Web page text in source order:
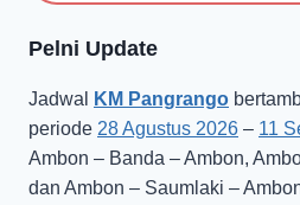
Pelni Update
Jadwal KM Pangrango
periode 28 Agustus 2026 – 11
Ambon – Banda – Ambon,
dan Ambon – Saumlaki –